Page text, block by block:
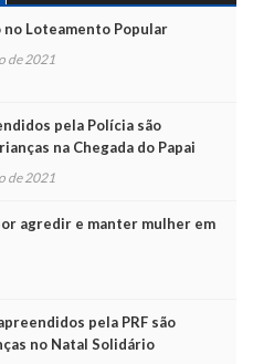
Loteamento Popular
de 2021
pela Polícia são
na Chegada do Papai
de 2021
agredir e manter mulher em
pela PRF são
no Natal Solidário